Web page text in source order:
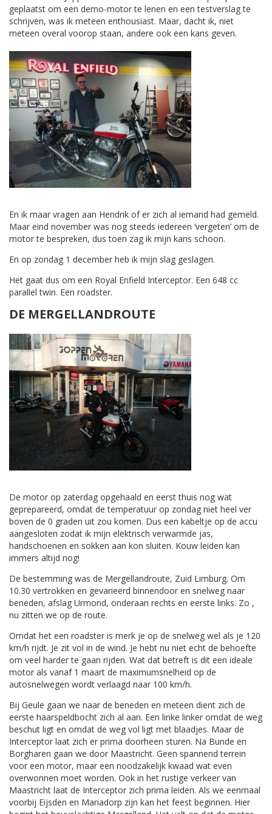
geplaatst om een demo-motor te lenen en een testverslag te
schrijven, was ik meteen enthousiast. Maar, dacht ik, niet
meteen overal voorop staan, andere ook een kans geven.
En ik maar vragen aan Hendrik of er zich al iemand had gemeld.
Maar eind november was nog steeds iedereen ‘vergeten’ om de
motor te bespreken, dus toen zag ik mijn kans schoon.
En op zondag 1 december heb ik mijn slag geslagen.
Het gaat dus om een Royal Enfield Interceptor. Een 648 cc
parallel twin. Een roadster.
DE MERGELLANDROUTE
De motor op zaterdag opgehaald en eerst thuis nog wat
geprepareerd, omdat de temperatuur op zondag niet heel ver
boven de 0 graden uit zou komen. Dus een kabeltje op de accu
aangesloten zodat ik mijn elektrisch verwarmde jas,
handschoenen en sokken aan kon sluiten. Kouw leiden kan
immers altijd nog!
De bestemming was de Mergellandroute, Zuid Limburg. Om
10.30 vertrokken en gevarieerd binnendoor en snelweg naar
beneden, afslag Urmond, onderaan rechts en eerste links. Zo ,
nu zitten we op de route.
Omdat het een roadster is merk je op de snelweg wel als je 120
km/h rijdt. Je zit vol in de wind. Je hebt nu niet echt de behoefte
om veel harder te gaan rijden. Wat dat betreft is dit een ideale
motor als vanaf 1 maart de maximumsnelheid op de
autosnelwegen wordt verlaagd naar 100 km/h.
Bij Geule gaan we naar de beneden en meteen dient zich de
eerste haarspeldbocht zich al aan. Een linke linker omdat de weg
beschut ligt en omdat de weg vol ligt met blaadjes. Maar de
Interceptor laat zich er prima doorheen sturen. Na Bunde en
Borgharen gaan we door Maastricht. Geen spannend terrein
voor een motor, maar een noodzakelijk kwaad wat even
overwonnen moet worden. Ook in het rustige verkeer van
Maastricht laat de Interceptor zich prima leiden. Als we eenmaal
voorbij Eijsden en Mariadorp zijn kan het feest beginnen. Hier